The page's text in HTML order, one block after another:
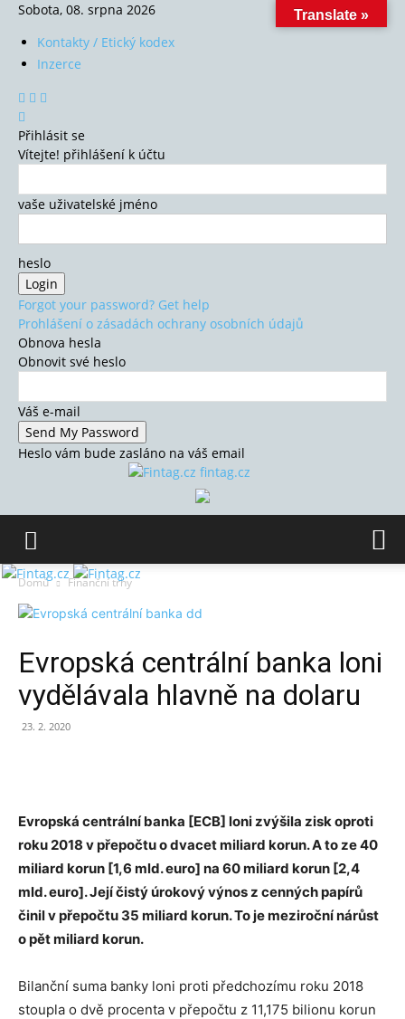
Sobota, 08. srpna 2026
Kontakty / Etický kodex
Inzerce
Přihlásit se
Vítejte! přihlášení k účtu
vaše uživatelské jméno
heslo
Forgot your password? Get help
Prohlášení o zásadách ochrany osobních údajů
Obnova hesla
Obnovit své heslo
Váš e-mail
Heslo vám bude zasláno na váš email
fintag.cz
Domů Finanční trhy
Evropská centrální banka loni
vydělávala hlavně na dolaru
23. 2. 2020
Evropská centrální banka [ECB] loni zvýšila zisk oproti
roku 2018 v přepočtu o dvacet miliard korun. A to ze 40
miliard korun [1,6 mld. euro] na 60 miliard korun [2,4
mld. euro]. Její čistý úrokový výnos z cenných papírů
činil v přepočtu 35 miliard korun. To je meziroční nárůst
o pět miliard korun.
Bilanční suma banky loni proti předchozímu roku 2018
stoupla o dvě procenta v přepočtu z 11,175 bilionu korun
Translate »